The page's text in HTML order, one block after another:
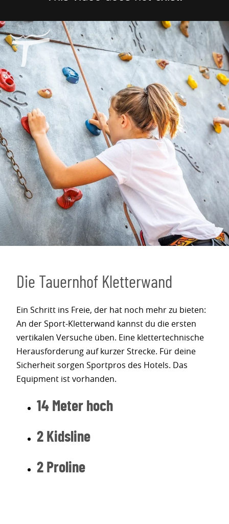
Die Tauernhof Kletterwand
Ein Schritt ins Freie, der hat noch mehr zu bieten:
An der Sport-Kletterwand kannst du die ersten
vertikalen Versuche üben. Eine klettertechnische
Herausforderung auf kurzer Strecke. Für deine
Sicherheit sorgen Sportpros des Hotels. Das
Equipment ist vorhanden.
14 Meter hoch
2 Kidsline
2 Proline